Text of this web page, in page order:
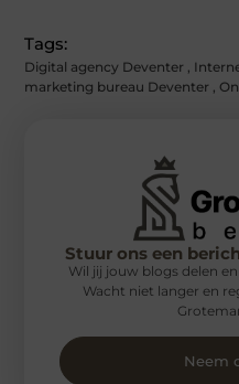
Tags:
Digital agency Deventer ,
marketing bureau Deventer ,
Stuur ons een
Wil jij jouw blogs delen
Wacht niet langer en
Neem